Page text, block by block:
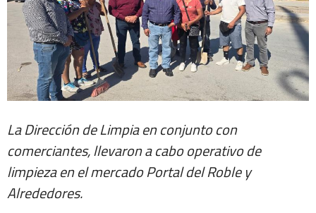
La Dirección de Limpia en conjunto con
comerciantes, llevaron a cabo operativo de
limpieza en el mercado Portal del Roble y
Alrededores.